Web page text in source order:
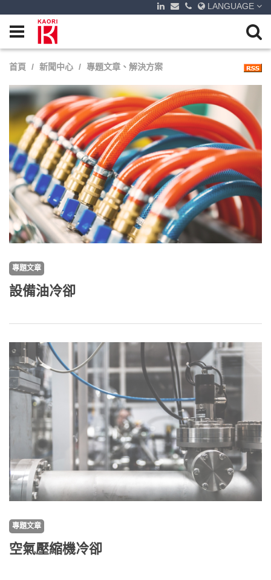
LANGUAGE
首頁 新聞中心 專題文章、解決方案
專題文章
設備油冷卻
專題文章
空氣壓縮機冷卻